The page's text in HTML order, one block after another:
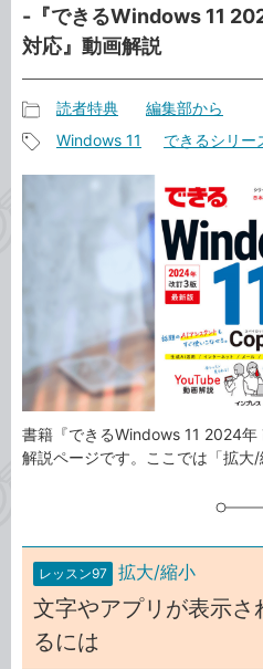
-『できるWindows 11
対応』動画解説
事
カ
読者特典 編集部から
Windows 11 できるシリー
書籍『できるWindows 11 2024
解説ページです。ここでは「拡大/
レッスン97 拡大/縮小
文字やアプリが表示さ
るには